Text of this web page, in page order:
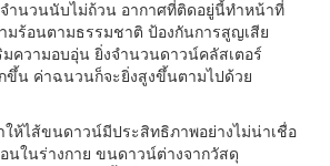
จำนวนนับไม่ถ้วน อากาศที่ติดอยู่นี้ทำหน้าที่
มร้อนตามธรรมชาติ ป้องกันการสูญเสีย
ความอบอุ่น ยิ่งจำนวนดาวน์คลัสเตอร์
น ค่าฉนวนก็จะยิ่งสูงขึ้นตามไปด้วย
ห้ไส้ขนดาวน์มีประสิทธิภาพอย่างไม่น่าเชื่อ
นในร่างกาย ขนดาวน์ต่างจากวัสดุ